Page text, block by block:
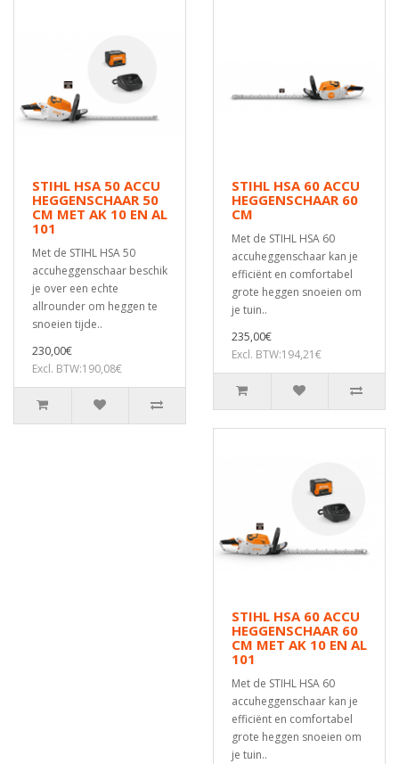
STIHL HSA 50 ACCU
HEGGENSCHAAR 50
CM MET AK 10 EN AL
101
Met de STIHL HSA 50
accuheggenschaar beschik
je over een echte
allrounder om heggen te
snoeien tijde..
230,00€
Excl. BTW:190,08€
STIHL HSA 60 ACCU
HEGGENSCHAAR 60
CM
Met de STIHL HSA 60
accuheggenschaar kan je
efficiënt en comfortabel
grote heggen snoeien om
je tuin..
235,00€
Excl. BTW:194,21€
STIHL HSA 60 ACCU
HEGGENSCHAAR 60
CM MET AK 10 EN AL
101
Met de STIHL HSA 60
accuheggenschaar kan je
efficiënt en comfortabel
grote heggen snoeien om
je tuin..